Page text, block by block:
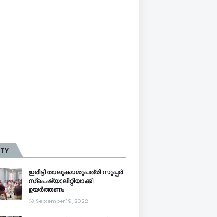
ഇരിട്ടി താലൂക്കാശുപത്രി സൂപ്പർ
സ്‌പെഷ്യാലിറ്റിയാക്കി
ഉയർത്തണം
September 19, 2022